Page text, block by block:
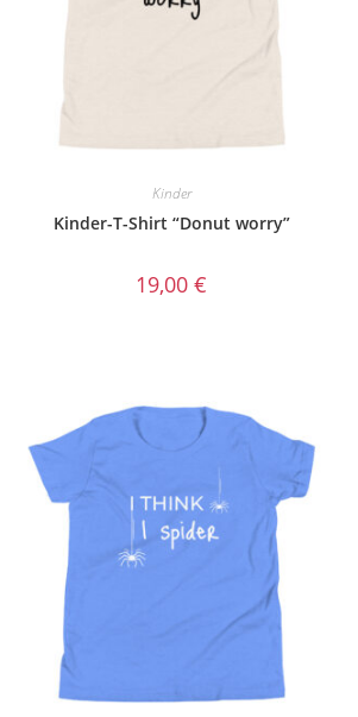
Kinder
Kinder-T-Shirt “Donut worry”
19,00€